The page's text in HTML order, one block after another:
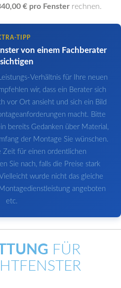
€ pro Fensterrechnen.
TIPP
von einem Fachberater
Verhältnis für Ihre neuen
wir, dass ein Berater sich
vor Ort ansieht und sich ein Bild
macht. Bitte
bereits Gedanken über Material,
der Montage Sie wünschen.
Zeit für einen ordentlichen
Sie nach, falls die Preise stark
wurde nicht das gleiche
angeboten
etc.
FÜR